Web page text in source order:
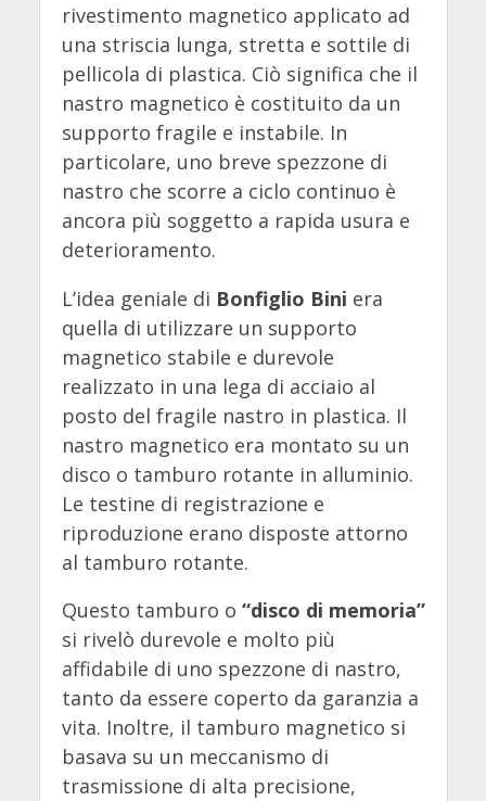
rivestimento magnetico applicato ad
una striscia lunga, stretta e sottile di
pellicola di plastica. Ciò significa che il
nastro magnetico è costituito da un
supporto fragile e instabile. In
particolare, uno breve spezzone di
nastro che scorre a ciclo continuo è
ancora più soggetto a rapida usura e
deterioramento.
L’idea geniale di Bonfiglio Bini era
quella di utilizzare un supporto
magnetico stabile e durevole
realizzato in una lega di acciaio al
posto del fragile nastro in plastica. Il
nastro magnetico era montato su un
disco o tamburo rotante in alluminio.
Le testine di registrazione e
riproduzione erano disposte attorno
al tamburo rotante.
Questo tamburo o “disco di memoria”
si rivelò durevole e molto più
affidabile di uno spezzone di nastro,
tanto da essere coperto da garanzia a
vita. Inoltre, il tamburo magnetico si
basava su un meccanismo di
trasmissione di alta precisione,